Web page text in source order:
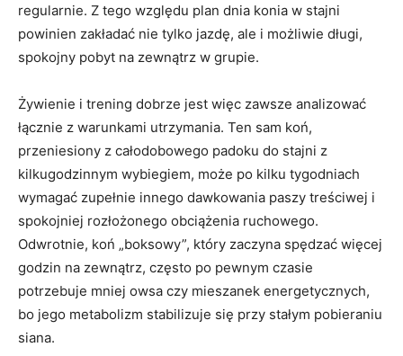
regularnie. Z tego względu plan dnia konia w stajni
powinien zakładać nie tylko jazdę, ale i możliwie długi,
spokojny pobyt na zewnątrz w grupie.
Żywienie i trening dobrze jest więc zawsze analizować
łącznie z warunkami utrzymania. Ten sam koń,
przeniesiony z całodobowego padoku do stajni z
kilkugodzinnym wybiegiem, może po kilku tygodniach
wymagać zupełnie innego dawkowania paszy treściwej i
spokojniej rozłożonego obciążenia ruchowego.
Odwrotnie, koń „boksowy”, który zaczyna spędzać więcej
godzin na zewnątrz, często po pewnym czasie
potrzebuje mniej owsa czy mieszanek energetycznych,
bo jego metabolizm stabilizuje się przy stałym pobieraniu
siana.